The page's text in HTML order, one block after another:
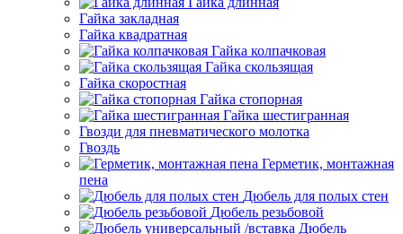
Гайка закладная
Гайка квадратная
Гайка колпачковая
Гайка скользящая
Гайка скоростная
Гайка стопорная
Гайка шестигранная
Гвозди для пневматического молотка
Гвоздь
Герметик, монтажная
пена
Дюбель для полых стен
Дюбель резьбовой
Дюбель